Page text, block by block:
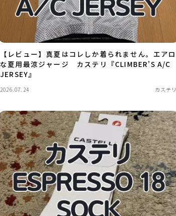
【レビュー】真夏はコレしか着られません。エアロ
な夏用最涼ジャージ カステリ『CLIMBER’S A/C
JERSEY』
2026.07.24 カステリ